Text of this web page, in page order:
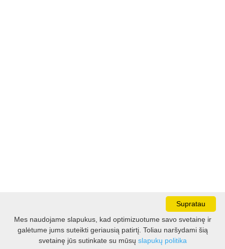
Darbo laikas:
I - V 8.30 - 17.00 val.
Supratau
Mes naudojame slapukus, kad optimizuotume savo svetainę ir
galėtume jums suteikti geriausią patirtį. Toliau naršydami šią
svetainę jūs sutinkate su mūsų slapukų politika